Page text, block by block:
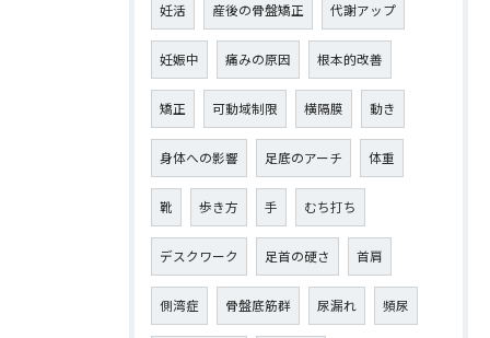
妊活 産後の骨盤矯正 代謝アップ
妊娠中 痛みの原因 根本的改善
矯正 可動域制限 横隔膜 動き
身体への影響 足底のアーチ 体重
靴 歩き方 手 むち打ち
デスクワーク 足首の硬さ 首肩
側湾症 骨盤底筋群 尿漏れ 頻尿